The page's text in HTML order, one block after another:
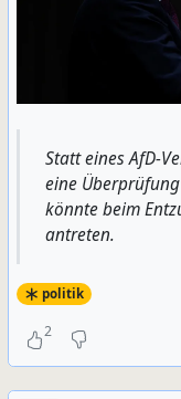
Statt eines AfD-
eine
könnte beim
antreten.
politik
2